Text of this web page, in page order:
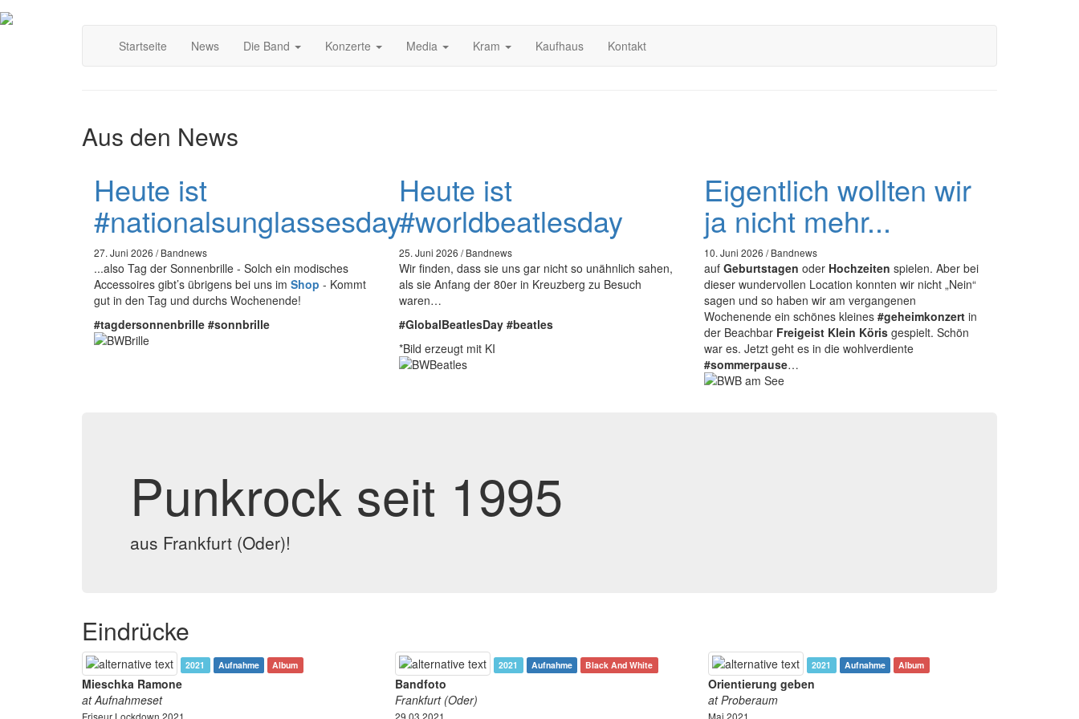
Direkt
Main
navigation
Startseite News Die Band Konzerte Media Kram Kaufhaus Kontakt
Aus den News
Heute ist
#nationalsunglassesday
27. Juni 2026 / Bandnews
...also Tag der Sonnenbrille - Solch ein modisches
Accessoires gibt’s übrigens bei uns im Shop - Kommt
gut in den Tag und durchs Wochenende!
#tagdersonnenbrille #sonnbrille
Heute ist
#worldbeatlesday
25. Juni 2026 / Bandnews
Wir finden, dass sie uns gar nicht so unähnlich sahen,
als sie Anfang der 80er in Kreuzberg zu Besuch
waren…
#GlobalBeatlesDay #beatles
*Bild erzeugt mit KI
Eigentlich wollten wir
ja nicht mehr...
10. Juni 2026 / Bandnews
auf Geburtstagen oder Hochzeiten spielen. Aber bei
dieser wundervollen Location konnten wir nicht „Nein“
sagen und so haben wir am vergangenen
Wochenende ein schönes kleines #geheimkonzert in
der Beachbar Freigeist Klein Köris gespielt. Schön
war es. Jetzt geht es in die wohlverdiente
#sommerpause…
Punkrock seit 1995
aus Frankfurt (Oder)!
Eindrücke
2021 Aufnahme Album
Mieschka Ramone
at Aufnahmeset
Friseur Lockdown 2021
2021 Aufnahme Black And White
Bandfoto
Frankfurt (Oder)
29.03.2021
2021 Aufnahme Album
Orientierung geben
at Proberaum
Mai 2021